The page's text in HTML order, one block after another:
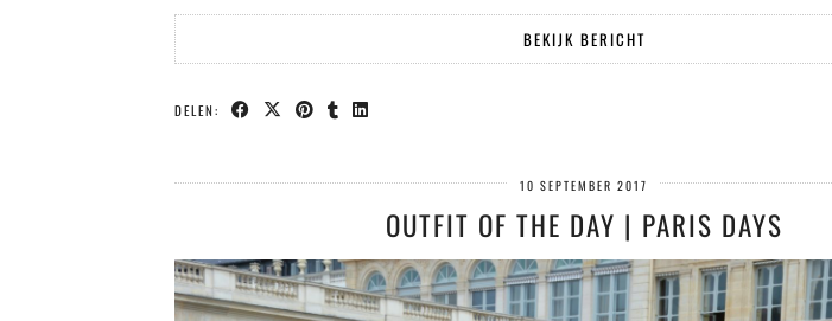
BEKIJK BERICHT
DELEN:
10 SEPTEMBER 2017
OUTFIT OF THE DAY | PARIS DAYS